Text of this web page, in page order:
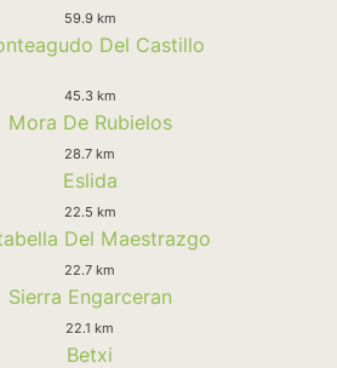
59.9 km
Del Castillo
45.3 km
Mora De Rubielos
28.7 km
Eslida
22.5 km
Del Maestrazgo
22.7 km
Sierra Engarceran
22.1 km
Betxi